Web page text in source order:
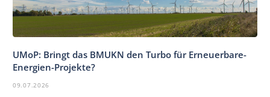
UMoP: Bringt das BMUKN den Turbo für Erneuerbare-
Energien-Projekte?
09.07.2026